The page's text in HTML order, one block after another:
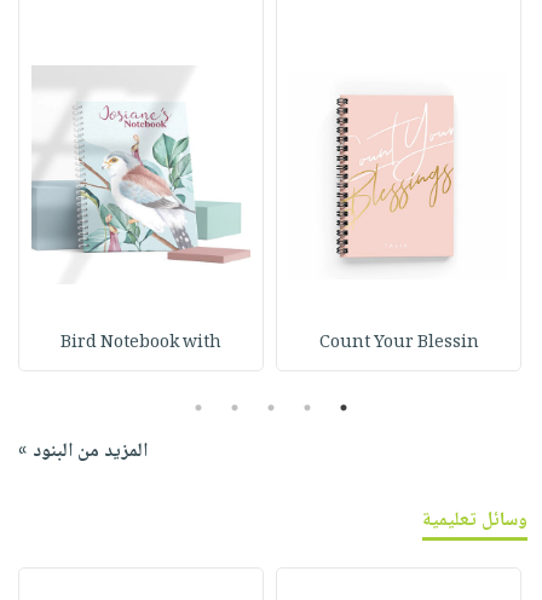
Count Your Blessin
Bird Notebook with
1
2
3
4
5
المزيد من البنود »
وسائل تعليمية